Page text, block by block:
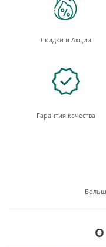
Скидки и Акции
Гарантия качества
О